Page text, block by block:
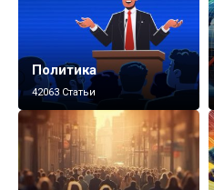
Политика
42063 Статьи